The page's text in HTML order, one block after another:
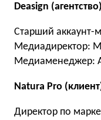
Deasign (агентство)
Старший аккаунт-
Медиадиректор:
Медиаменеджер:
Natura Pro
Директор по